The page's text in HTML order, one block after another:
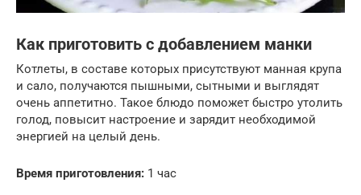
Как приготовить с добавлением манки
Котлеты, в составе которых присутствуют манная крупа
и сало, получаются пышными, сытными и выглядят
очень аппетитно. Такое блюдо поможет быстро утолить
голод, повысит настроение и зарядит необходимой
энергией на целый день.
Время приготовления: 1 час